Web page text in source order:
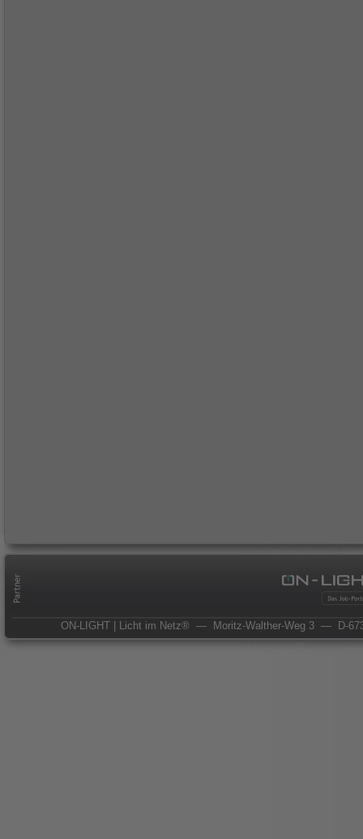
ON-LIGHT | Licht im Netz® — Moritz-Walther-Weg 3 — D-